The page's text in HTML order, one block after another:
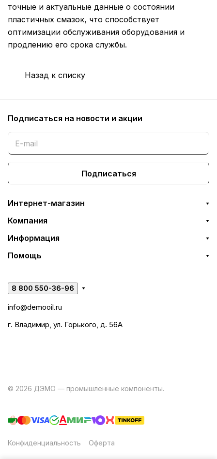
точные и актуальные данные о состоянии
пластичных смазок, что способствует
оптимизации обслуживания оборудования и
продлению его срока службы.
Назад к списку
Подписаться на новости и акции
Подписаться
Интернет-магазин
Компания
Информация
Помощь
8 800 550-36-96
info@demooil.ru
г. Владимир, ул. Горького, д. 56А
© 2026 ДЭМО — промышленные компоненты.
Конфиденциальность Оферта